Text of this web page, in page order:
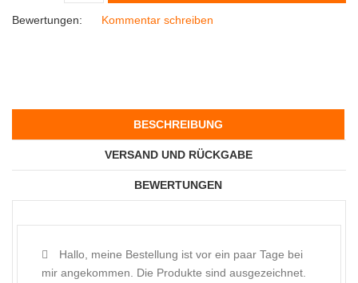
Bewertungen: Kommentar schreiben
BESCHREIBUNG
VERSAND UND RÜCKGABE
BEWERTUNGEN
Hallo, meine Bestellung ist vor ein paar Tage bei
mir angekommen. Die Produkte sind ausgezeichnet.